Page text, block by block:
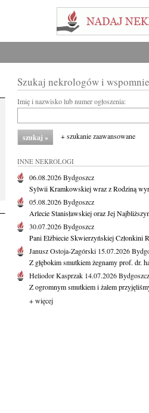
Szukaj nekrologów i
Imię i nazwisko lub numer ogłoszenia:
+ szukanie zaawansowane
INNE NEKROLOGI
06.08.2026Bydgoszcz
Sylwii Kramkowskiej wraz z Rodziną
05.08.2026Bydgoszcz
Arlecie Stanisławskiej oraz Jej
30.07.2026Bydgoszcz
Pani Elżbiecie Skwierzyńskiej Członkini
Janusz Ostoja-Zagórski 15.07.2026
Z głębokim smutkiem żegnamy prof. dr.
Heliodor Kasprzak 14.07.2026Bydgoszcz
Z ogromnym smutkiem i żalem
+ więcej